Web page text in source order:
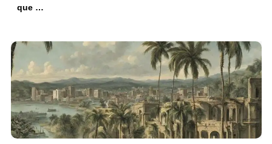
que …